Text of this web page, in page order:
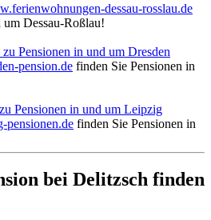
dessau-rosslau.de
Dessau-Roßlau!
pension.de finden Sie Pensionen in
pensionen.de finden Sie Pensionen in
bei Delitzsch finden